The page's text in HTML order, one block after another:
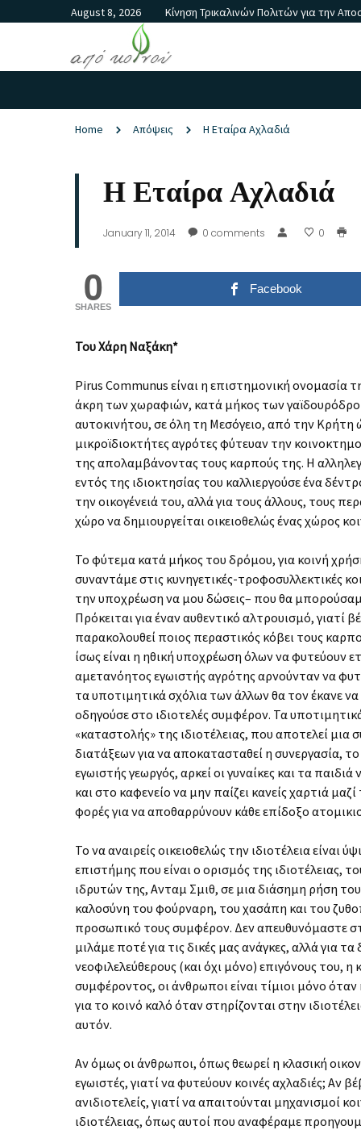
August 8, 2026 Κίνηση Τρικαλινών Πολιτών για την
Home Απόψεις Η Εταίρα Αχλαδιά
Η Εταίρα Αχλαδιά
January 11, 2014 0 comments 0
0
SHARES
Facebook
Του Χάρη Ναξάκη*
Pirus Communus είναι η επιστημονική ονομασία
άκρη των χωραφιών, κατά μήκος των
αυτοκινήτου, σε όλη τη Μεσόγειο, από την
μικροϊδιοκτήτες αγρότες φύτευαν την
της απολαμβάνοντας τους καρπούς της. Η
εντός της ιδιοκτησίας του καλλιεργούσε ένα
την οικογένειά του, αλλά για τους άλλους, τους
χώρο να δημιουργείται οικειοθελώς ένας χώρος
Το φύτεμα κατά μήκος του δρόμου, για κοινή
συναντάμε στις κυνηγετικές-τροφοσυλλεκτικές
την υποχρέωση να μου δώσεις– που θα
Πρόκειται για έναν αυθεντικό αλτρουισμό, γιατί
παρακολουθεί ποιος περαστικός κόβει τους
ίσως είναι η ηθική υποχρέωση όλων να φυτεύουν
αμετανόητος εγωιστής αγρότης αρνούνταν να
τα υποτιμητικά σχόλια των άλλων θα τον έκανε
οδηγούσε στο ιδιοτελές συμφέρον. Τα
«καταστολής» της ιδιοτέλειας, που αποτελεί
διατάξεων για να αποκατασταθεί η συνεργασία,
εγωιστής γεωργός, αρκεί οι γυναίκες και τα
και στο καφενείο να μην παίζει κανείς χαρτιά
φορές για να αποθαρρύνουν κάθε επίδοξο
Το να αναιρείς οικειοθελώς την ιδιοτέλεια είναι
επιστήμης που είναι ο ορισμός της ιδιοτέλειας,
ιδρυτών της, Ανταμ Σμιθ, σε μια διάσημη ρήση
καλοσύνη του φούρναρη, του χασάπη και του
προσωπικό τους συμφέρον. Δεν απευθυνόμαστε
μιλάμε ποτέ για τις δικές μας ανάγκες, αλλά για
νεοφιλελεύθερους (και όχι μόνο) επιγόνους του,
συμφέροντος, οι άνθρωποι είναι τίμιοι μόνο
για το κοινό καλό όταν στηρίζονται στην
αυτόν.
Αν όμως οι άνθρωποι, όπως θεωρεί η κλασική
εγωιστές, γιατί να φυτεύουν κοινές αχλαδιές; Αν
ανιδιοτελείς, γιατί να απαιτούνται μηχανισμοί
ιδιοτέλειας, όπως αυτοί που αναφέραμε